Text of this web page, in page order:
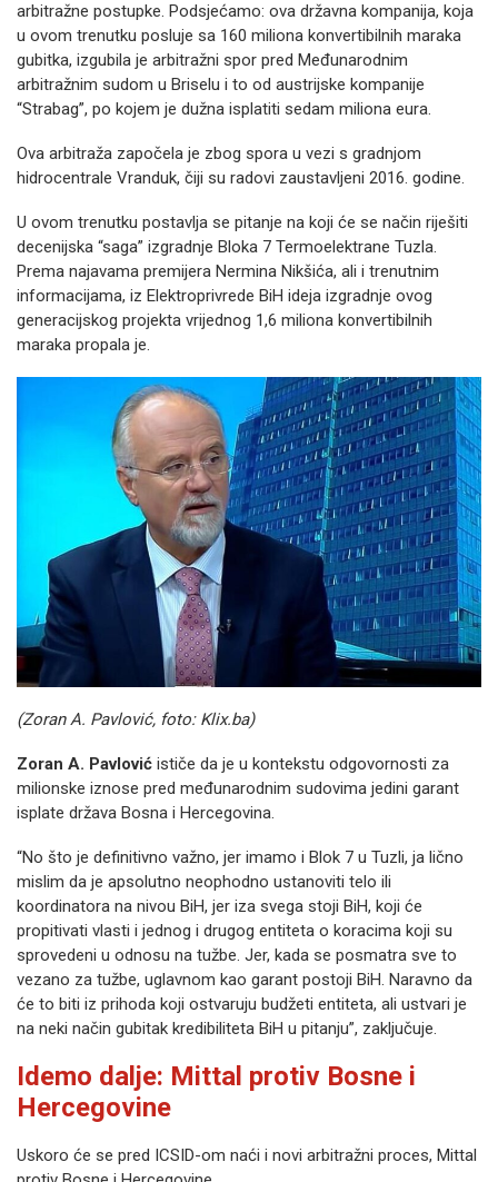
arbitražne postupke. Podsjećamo: ova državna kompanija, koja
u ovom trenutku posluje sa 160 miliona konvertibilnih maraka
gubitka, izgubila je arbitražni spor pred Međunarodnim
arbitražnim sudom u Briselu i to od austrijske kompanije
“Strabag”, po kojem je dužna isplatiti sedam miliona eura.
Ova arbitraža započela je zbog spora u vezi s gradnjom
hidrocentrale Vranduk, čiji su radovi zaustavljeni 2016. godine.
U ovom trenutku postavlja se pitanje na koji će se način riješiti
decenijska “saga” izgradnje Bloka 7 Termoelektrane Tuzla.
Prema najavama premijera Nermina Nikšića, ali i trenutnim
informacijama, iz Elektroprivrede BiH ideja izgradnje ovog
generacijskog projekta vrijednog 1,6 miliona konvertibilnih
maraka propala je.
(Zoran A. Pavlović, foto: Klix.ba)
Zoran A. Pavlović ističe da je u kontekstu odgovornosti za
milionske iznose pred međunarodnim sudovima jedini garant
isplate država Bosna i Hercegovina.
“No što je definitivno važno, jer imamo i Blok 7 u Tuzli, ja lično
mislim da je apsolutno neophodno ustanoviti telo ili
koordinatora na nivou BiH, jer iza svega stoji BiH, koji će
propitivati vlasti i jednog i drugog entiteta o koracima koji su
sprovedeni u odnosu na tužbe. Jer, kada se posmatra sve to
vezano za tužbe, uglavnom kao garant postoji BiH. Naravno da
će to biti iz prihoda koji ostvaruju budžeti entiteta, ali ustvari je
na neki način gubitak kredibiliteta BiH u pitanju”, zaključuje.
Idemo dalje: Mittal protiv Bosne i
Hercegovine
Uskoro će se pred ICSID-om naći i novi arbitražni proces, Mittal